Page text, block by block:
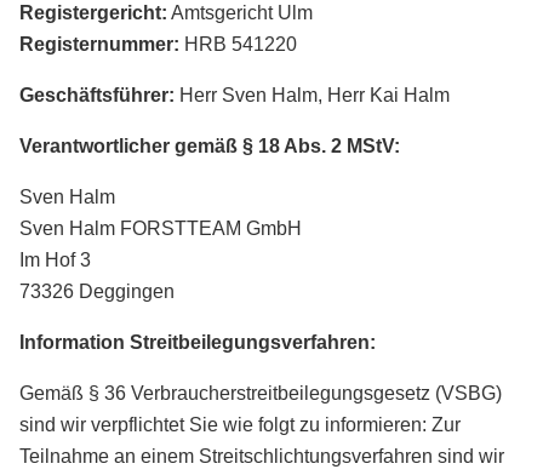
Registergericht: Amtsgericht Ulm
Registernummer: HRB 541220
Geschäftsführer: Herr Sven Halm, Herr Kai Halm
Verantwortlicher gemäß § 18 Abs. 2 MStV:
Sven Halm
Sven Halm FORSTTEAM GmbH
Im Hof 3
73326 Deggingen
Information Streitbeilegungsverfahren:
Gemäß § 36 Verbraucherstreitbeilegungsgesetz (VSBG)
sind wir verpflichtet Sie wie folgt zu informieren: Zur
Teilnahme an einem Streitschlichtungsverfahren sind wir